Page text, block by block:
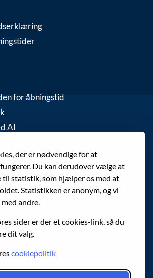
der er nødvendige for at
Du kan derudover vælge at
til statistik, som hjælper os med at
Statistikken er anonym, og vi
andre.
sider er der et cookies-link, så du
dit valg.
cookiepolitik
for åbningstid
AI
(GDPR)